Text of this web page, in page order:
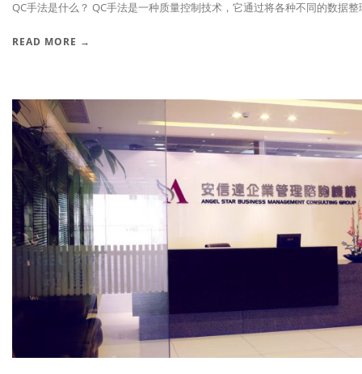
QC手法是什么？ QC手法是一种质量控制技术，它通过将各种不同的数据整
READ MORE →